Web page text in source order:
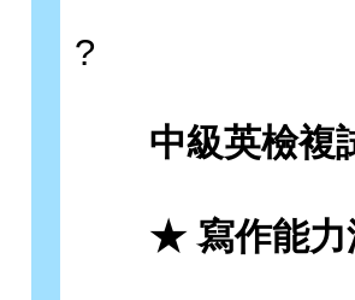
?
中級英檢複試
★ 寫作能力測